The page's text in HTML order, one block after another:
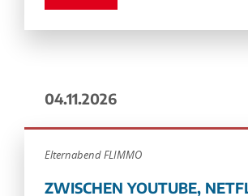
04.11.2026
Elternabend FLIMMO
ZWISCHEN YOUTUBE,